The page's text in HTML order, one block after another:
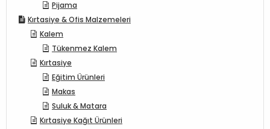
Pijama
Kırtasiye & Ofis Malzemeleri
Kalem
Tükenmez Kalem
Kırtasiye
Eğitim Ürünleri
Makas
Suluk & Matara
Kırtasiye Kağıt Ürünleri